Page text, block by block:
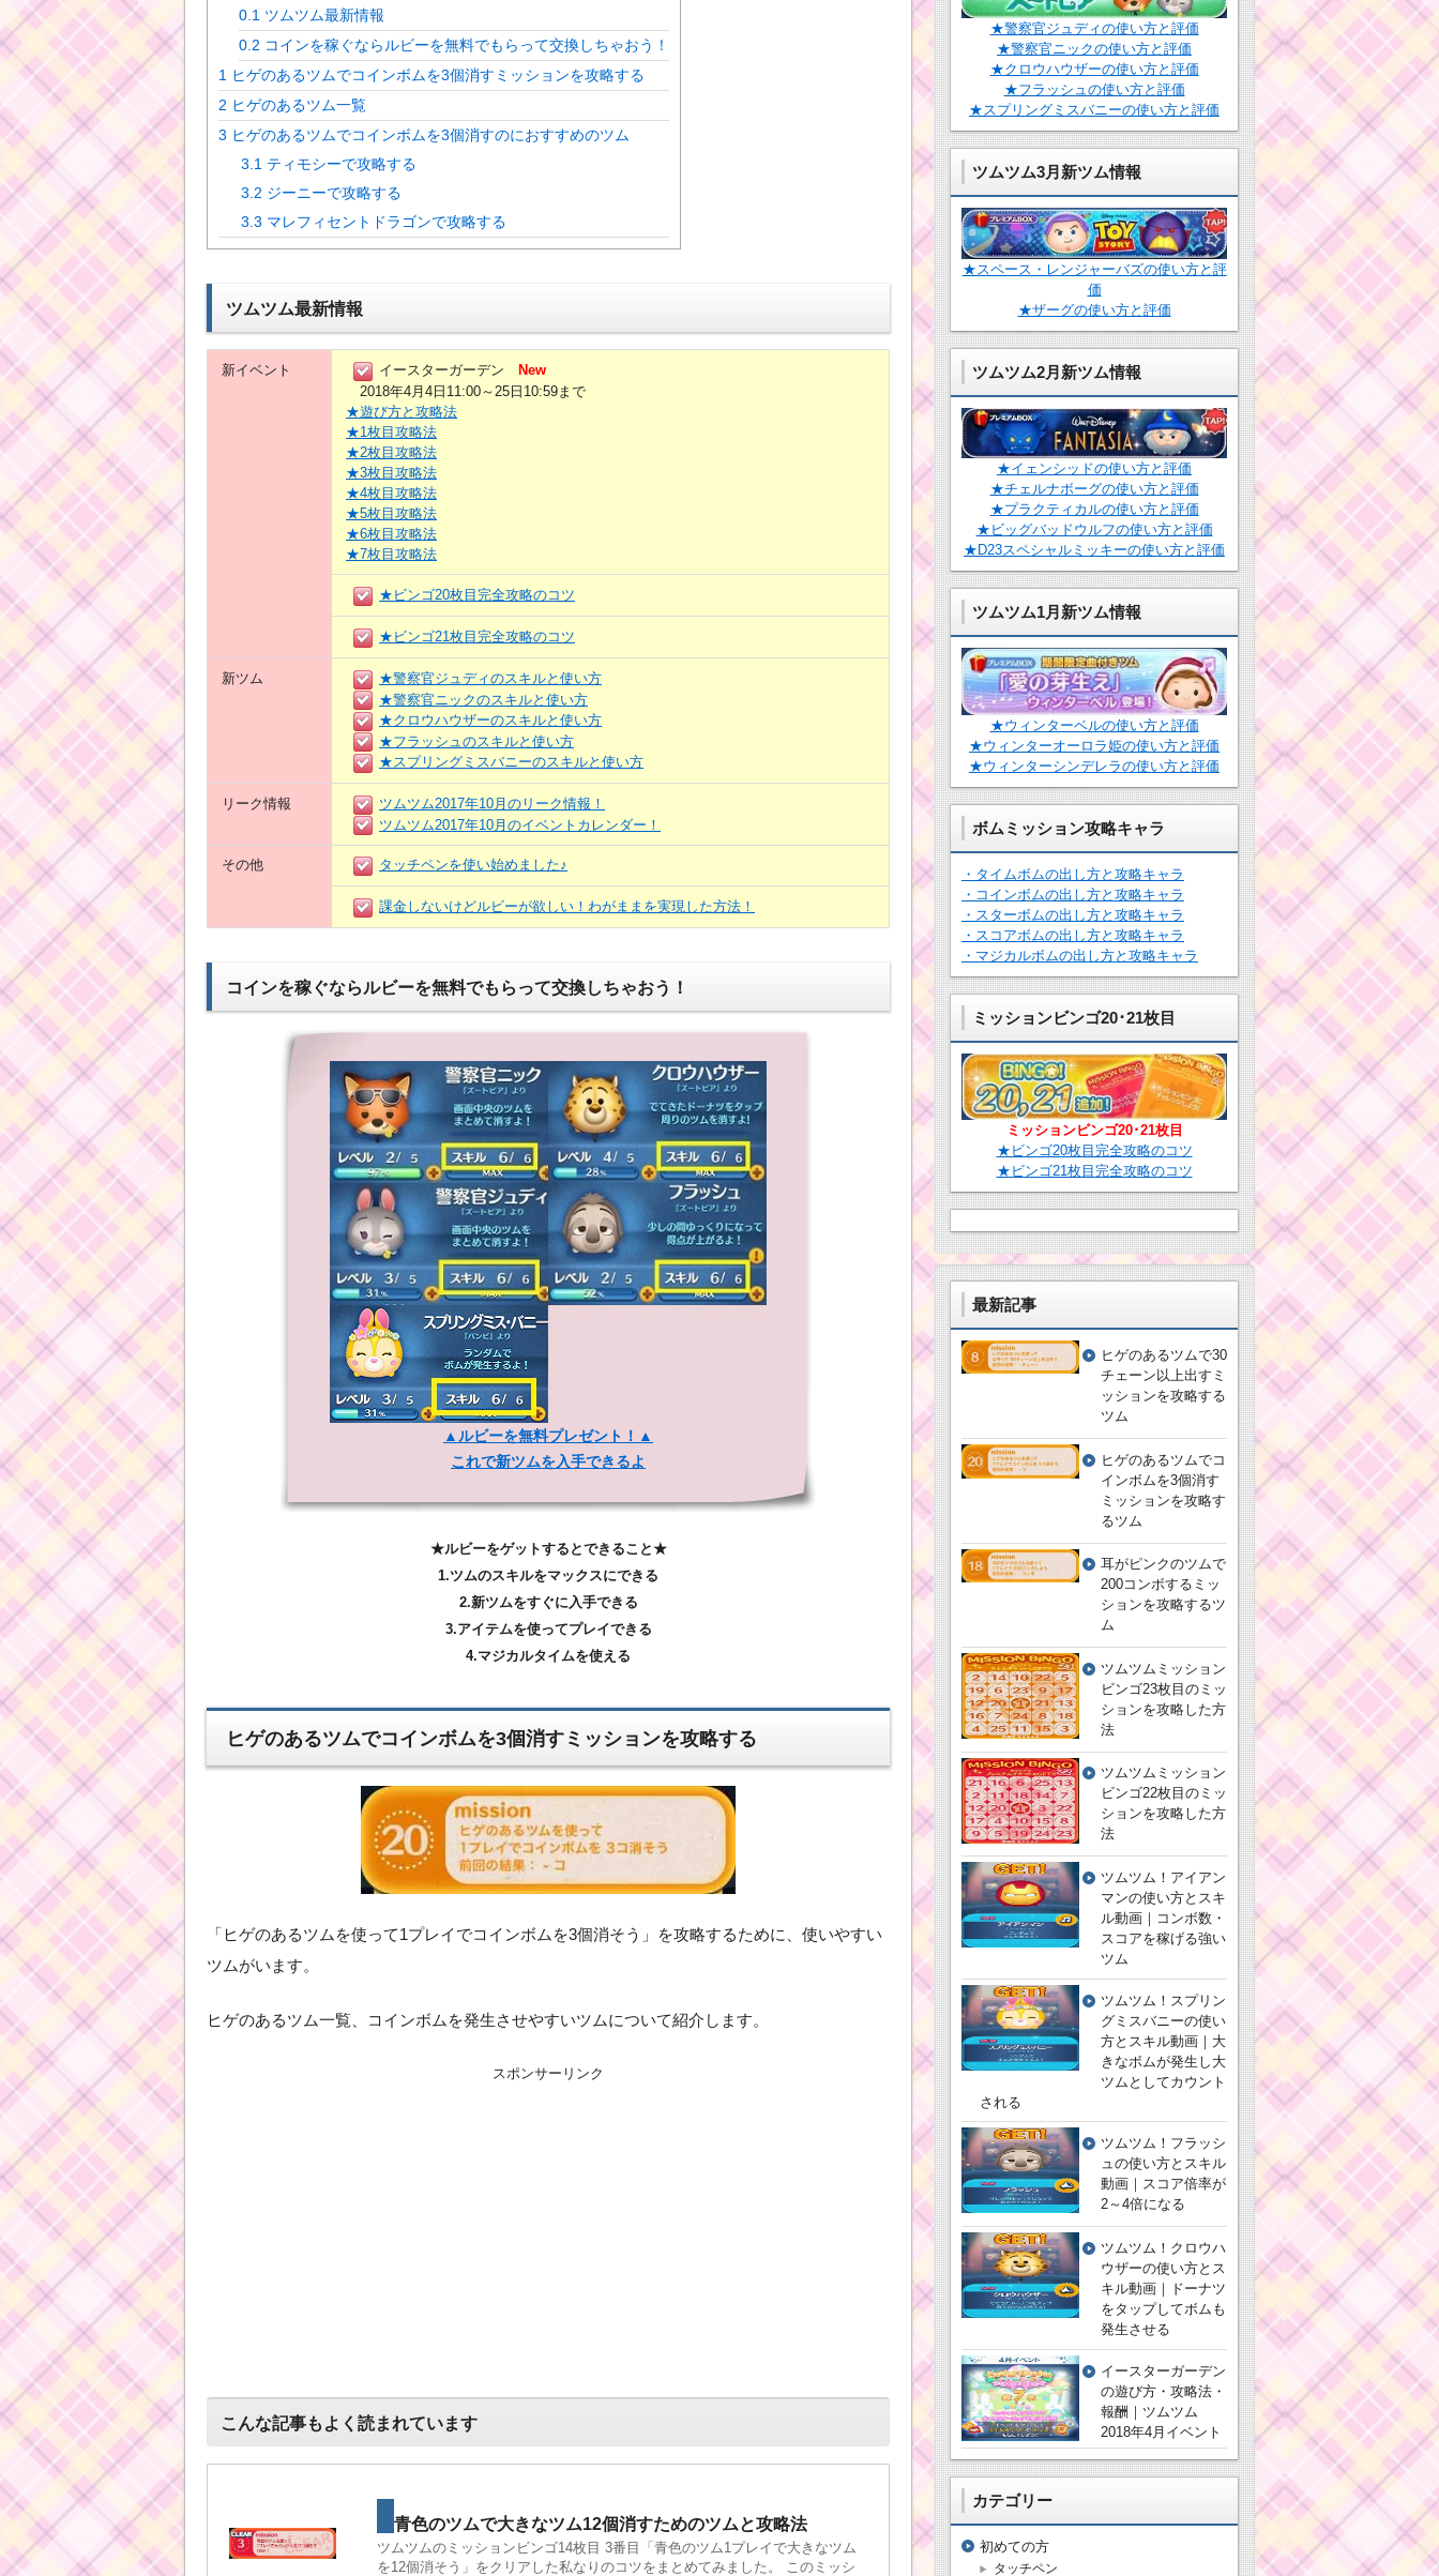
0.1 ツムツム最新情報
0.2 コインを稼ぐならルビーを無料でもらって交換しちゃおう！
1 ヒゲのあるツムでコインボムを3個消すミッションを攻略する
2 ヒゲのあるツム一覧
3 ヒゲのあるツムでコインボムを3個消すのにおすすめのツム
3.1 ティモシーで攻略する
3.2 ジーニーで攻略する
3.3 マレフィセントドラゴンで攻略する
ツムツム最新情報
新イベント イースターガーデン New
2018年4月4日11:00～25日10:59まで
★遊び方と攻略法
★1枚目攻略法
★2枚目攻略法
★3枚目攻略法
★4枚目攻略法
★5枚目攻略法
★6枚目攻略法
★7枚目攻略法
★ビンゴ20枚目完全攻略のコツ
★ビンゴ21枚目完全攻略のコツ
新ツム
★警察官ジュディのスキルと使い方
★警察官ニックのスキルと使い方
★クロウハウザーのスキルと使い方
★フラッシュのスキルと使い方
★スプリングミスバニーのスキルと使い方
リーク情報
ツムツム2017年10月のリーク情報！
ツムツム2017年10月のイベントカレンダー！
その他 タッチペンを使い始めました♪
課金しないけどルビーが欲しい！わがままを実現した方法！
コインを稼ぐならルビーを無料でもらって交換しちゃおう！
▲ルビーを無料プレゼント！▲
これで新ツムを入手できるよ
★ルビーをゲットするとできること★
1.ツムのスキルをマックスにできる
2.新ツムをすぐに入手できる
3.アイテムを使ってプレイできる
4.マジカルタイムを使える
ヒゲのあるツムでコインボムを3個消すミッションを攻略する
「ヒゲのあるツムを使って1プレイでコインボムを3個消そう」を攻略するために、使いやすい
ツムがいます。
ヒゲのあるツム一覧、コインボムを発生させやすいツムについて紹介します。
スポンサーリンク
こんな記事もよく読まれています
青色のツムで大きなツム12個消すためのツムと攻略法
ツムツムのミッションビンゴ14枚目 3番目「青色のツム1プレイで大きなツム
を12個消そう」をクリアした私なりのコツをまとめてみました。 このミッシ
★警察官ジュディの使い方と評価
★警察官ニックの使い方と評価
★クロウハウザーの使い方と評価
★フラッシュの使い方と評価
★スプリングミスバニーの使い方と評価
ツムツム3月新ツム情報
★スペース・レンジャーバズの使い方と評
価
★ザーグの使い方と評価
ツムツム2月新ツム情報
★イェンシッドの使い方と評価
★チェルナボーグの使い方と評価
★プラクティカルの使い方と評価
★ビッグバッドウルフの使い方と評価
★D23スペシャルミッキーの使い方と評価
ツムツム1月新ツム情報
★ウィンターベルの使い方と評価
★ウィンターオーロラ姫の使い方と評価
★ウィンターシンデレラの使い方と評価
ボムミッション攻略キャラ
・タイムボムの出し方と攻略キャラ
・コインボムの出し方と攻略キャラ
・スターボムの出し方と攻略キャラ
・スコアボムの出し方と攻略キャラ
・マジカルボムの出し方と攻略キャラ
ミッションビンゴ20･21枚目
ミッションビンゴ20･21枚目
★ビンゴ20枚目完全攻略のコツ
★ビンゴ21枚目完全攻略のコツ
最新記事
ヒゲのあるツムで30
チェーン以上出すミ
ッションを攻略する
ツム
ヒゲのあるツムでコ
インボムを3個消す
ミッションを攻略す
るツム
耳がピンクのツムで
200コンボするミッ
ションを攻略するツ
ム
ツムツムミッション
ビンゴ23枚目のミッ
ションを攻略した方
法
ツムツムミッション
ビンゴ22枚目のミッ
ションを攻略した方
法
ツムツム！アイアン
マンの使い方とスキ
ル動画｜コンボ数・
スコアを稼げる強い
ツム
ツムツム！スプリン
グミスバニーの使い
方とスキル動画｜大
きなボムが発生し大
ツムとしてカウント
される
ツムツム！フラッシ
ュの使い方とスキル
動画｜スコア倍率が
2～4倍になる
ツムツム！クロウハ
ウザーの使い方とス
キル動画｜ドーナツ
をタップしてボムも
発生させる
イースターガーデン
の遊び方・攻略法・
報酬｜ツムツム
2018年4月イベント
カテゴリー
初めての方
タッチペン